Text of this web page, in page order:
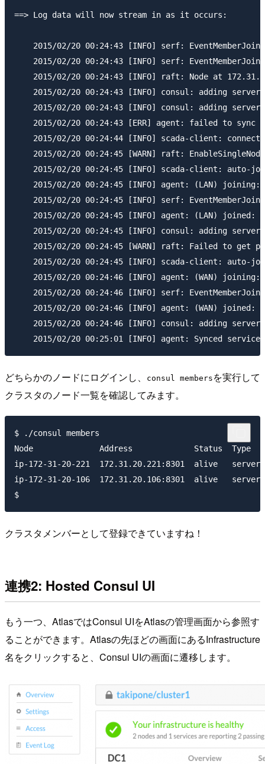
==> Log data will now stream in as it occurs:
2015/02/20 00:24:43 [INFO] serf:
2015/02/20 00:24:43 [INFO] serf:
2015/02/20 00:24:43 [INFO] raft: Node at
2015/02/20 00:24:43 [INFO] consul: adding
2015/02/20 00:24:43 [INFO] consul: adding
2015/02/20 00:24:43 [ERR] agent: failed to sync
2015/02/20 00:24:44 [INFO] scada-client: connect
2015/02/20 00:24:45 [WARN] raft:
2015/02/20 00:24:45 [INFO] scada-client: auto-
2015/02/20 00:24:45 [INFO] agent: (LAN) joining:
2015/02/20 00:24:45 [INFO] serf:
2015/02/20 00:24:45 [INFO] agent: (LAN) joined:
2015/02/20 00:24:45 [INFO] consul: adding
2015/02/20 00:24:45 [WARN] raft: Failed to get
2015/02/20 00:24:45 [INFO] scada-client: auto-
2015/02/20 00:24:46 [INFO] agent: (WAN) joining:
2015/02/20 00:24:46 [INFO] serf:
2015/02/20 00:24:46 [INFO] agent: (WAN) joined:
2015/02/20 00:24:46 [INFO] consul: adding
どちらかのノードにログインし、 consul members を実行して
クラスタのノード一覧を確認してみます。
$ ./consul members
Node              Address             Status  Type
ip-172-31-20-221  172.31.20.221:8301  alive
ip-172-31-20-106  172.31.20.106:8301  alive
クラスタメンバーとして登録できていますね！
連携2: Hosted Consul UI
もう一つ、AtlasではConsul UIをAtlasの管理画面から参照す
ることができます。Atlasの先ほどの画面にあるInfrastructure
名をクリックすると、Consul UIの画面に遷移します。